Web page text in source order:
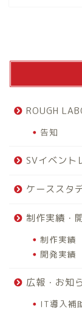
ROUGH
告知
SVイベント
ケーススタ
制作実績・
制作実績
開発実績
広報・お知
IT導入補